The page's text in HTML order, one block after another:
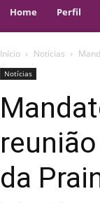
Home Perfil
Início Notícias
Notícias
da